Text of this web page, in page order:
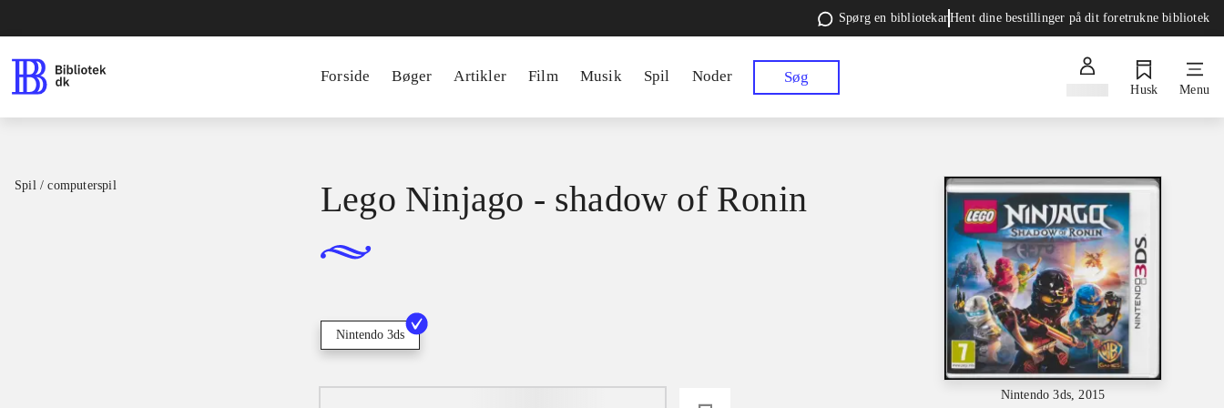
Spørg en bibliotekarHent dine bestillinger på dit foretrukne bibliotek
Forside Bøger Artikler Film Musik Spil Noder Søg
Husk Menu
Spil / computerspil
Nintendo 3ds, 2015
Lego Ninjago - shadow of Ronin
Nintendo 3ds